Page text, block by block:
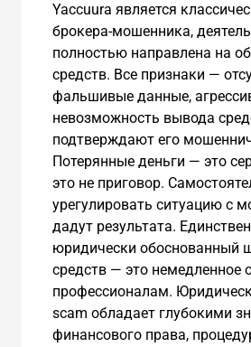
Yaccuura является
брокера-мошенника,
полностью направлена на
средств. Все признаки —
фальшивые данные,
невозможность вывода
подтверждают его
Потерянные деньги — это
это не приговор.
урегулировать ситуацию с
дадут результата.
юридически обоснованный
средств — это немедленное
профессионалам.
scam обладает глубокими
финансового права,